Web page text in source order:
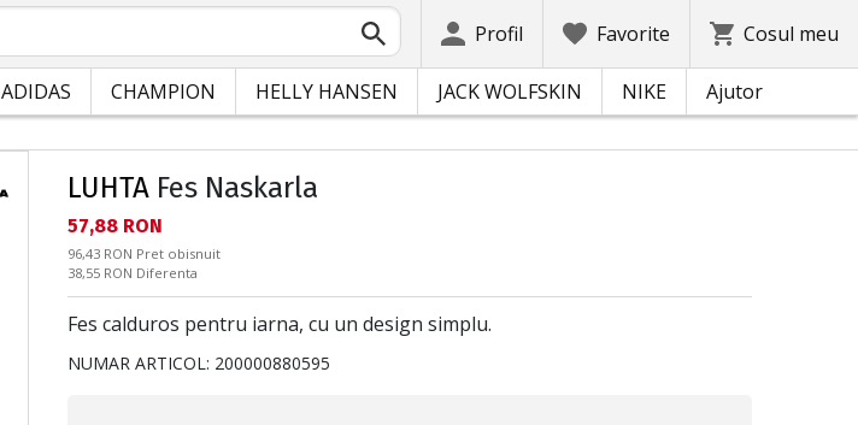
Profil Favorite Cosul meu
ADIDAS CHAMPION HELLY HANSEN JACK WOLFSKIN NIKE Ajutor
LUHTA Fes Naskarla
Текуща цена:
57,88 RON
Pret obisnuit:
96,43 RON Pret obisnuit
Спестявате:
38,55 RON Diferenta
Fes calduros pentru iarna, cu un design simplu.
NUMAR ARTICOL: 200000880595